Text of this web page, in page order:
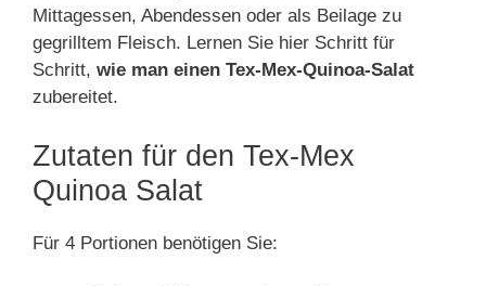
Mittagessen, Abendessen oder als Beilage zu
gegrilltem Fleisch. Lernen Sie hier Schritt für
Schritt, wie man einen Tex-Mex-Quinoa-Salat
zubereitet.
Zutaten für den Tex-Mex
Quinoa Salat
Für 4 Portionen benötigen Sie: